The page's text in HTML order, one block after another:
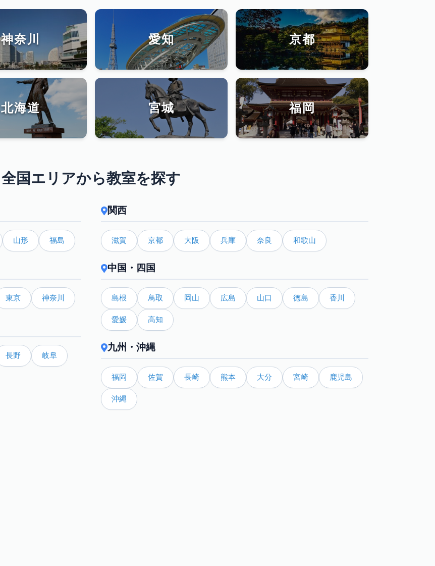
神奈川 愛知 京都
北海道 宮城 福岡
全国エリアから教室を探す
山形 福島
東京 神奈川
長野 岐阜
関西
滋賀 京都 大阪 兵庫 奈良 和歌山
中国・四国
島根 鳥取 岡山 広島 山口 徳島 香川
愛媛 高知
九州・沖縄
福岡 佐賀 長崎 熊本 大分 宮崎 鹿児島
沖縄